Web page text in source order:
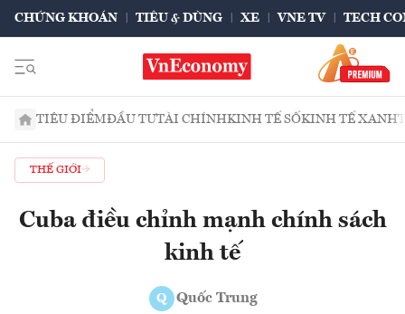
CHỨNG KHOÁN TIÊU & DÙNG XE VNE TV TECH
TIÊU ĐIỂMĐẦU TƯTÀI CHÍNHKINH TẾ SỐKINH TẾ XANH
THẾ GIỚI
Cuba điều chỉnh mạnh chính sách
kinh tế
Q Quốc Trung